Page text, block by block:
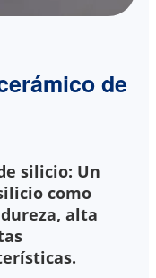
de
silicio: Un
como
alta